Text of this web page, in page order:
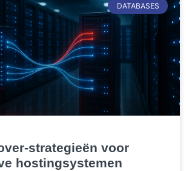
DATABASES
strategieën voor
hostingsystemen